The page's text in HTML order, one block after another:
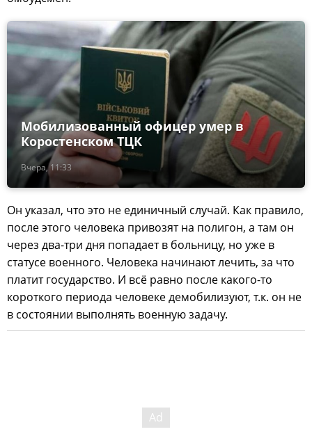
Вчера, 11:33
Мобилизованный офицер умер в
Коростенском ТЦК
Он указал, что это не единичный случай. Как правило,
после этого человека привозят на полигон, а там он
через два-три дня попадает в больницу, но уже в
статусе военного. Человека начинают лечить, за что
платит государство. И всё равно после какого-то
короткого периода человеке демобилизуют, т.к. он не
в состоянии выполнять военную задачу.